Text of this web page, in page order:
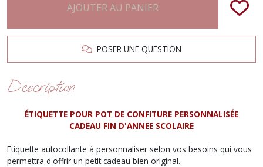
AJOUTER AU PANIER
POSER UNE QUESTION
Description
ÉTIQUETTE POUR POT DE CONFITURE PERSONNALISÉE
CADEAU FIN D'ANNEE SCOLAIRE
Etiquette autocollante à personnaliser selon vos besoins qui vous
permettra d'offrir un petit cadeau bien original.